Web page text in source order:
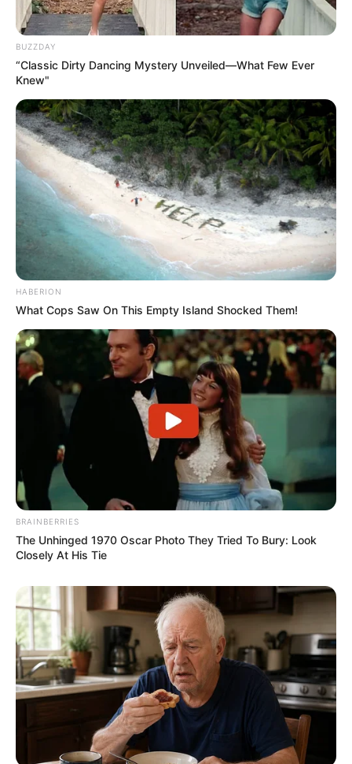
3) Depois, a mesma ponta deve ser passada por
dentro do “colarinho” da gravata, de baixo para
cima.
4) Sem puxar toda a tira, fica um espaço para
você passar novamente a tira maior, conforme
mostra a foto acima.
BUZZDAY
“Classic Dirty Dancing Mystery Unveiled—What Few Ever
Knew"
HABERION
What Cops Saw On This Empty Island Shocked Them!
BRAINBERRIES
The Unhinged 1970 Oscar Photo They Tried To Bury: Look
Closely At His Tie